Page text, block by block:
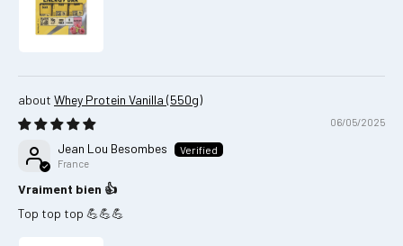
Whey Protein Vanilla (550g)
06/05/2025
Jean Lou Besombes
France
Vraiment bien 👍
Top top top 💪💪💪